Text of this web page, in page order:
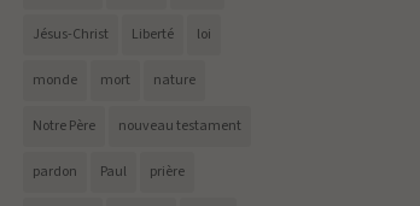
Jésus-Christ Liberté loi
monde mort nature
Notre Père nouveau testament
pardon Paul prière